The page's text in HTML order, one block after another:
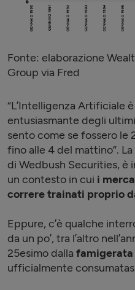
Fonte: elaborazione
Group via Fred
“L’Intelligenza Artificiale
entusiasmante degli
sento come se fossero le
fino alle 4 del mattino”.
di Wedbush Securities, è
un contesto in cui i
correre trainati proprio
Eppure, c’è qualche
da un po’, tra l’altro
25esimo dalla famigerata
ufficialmente